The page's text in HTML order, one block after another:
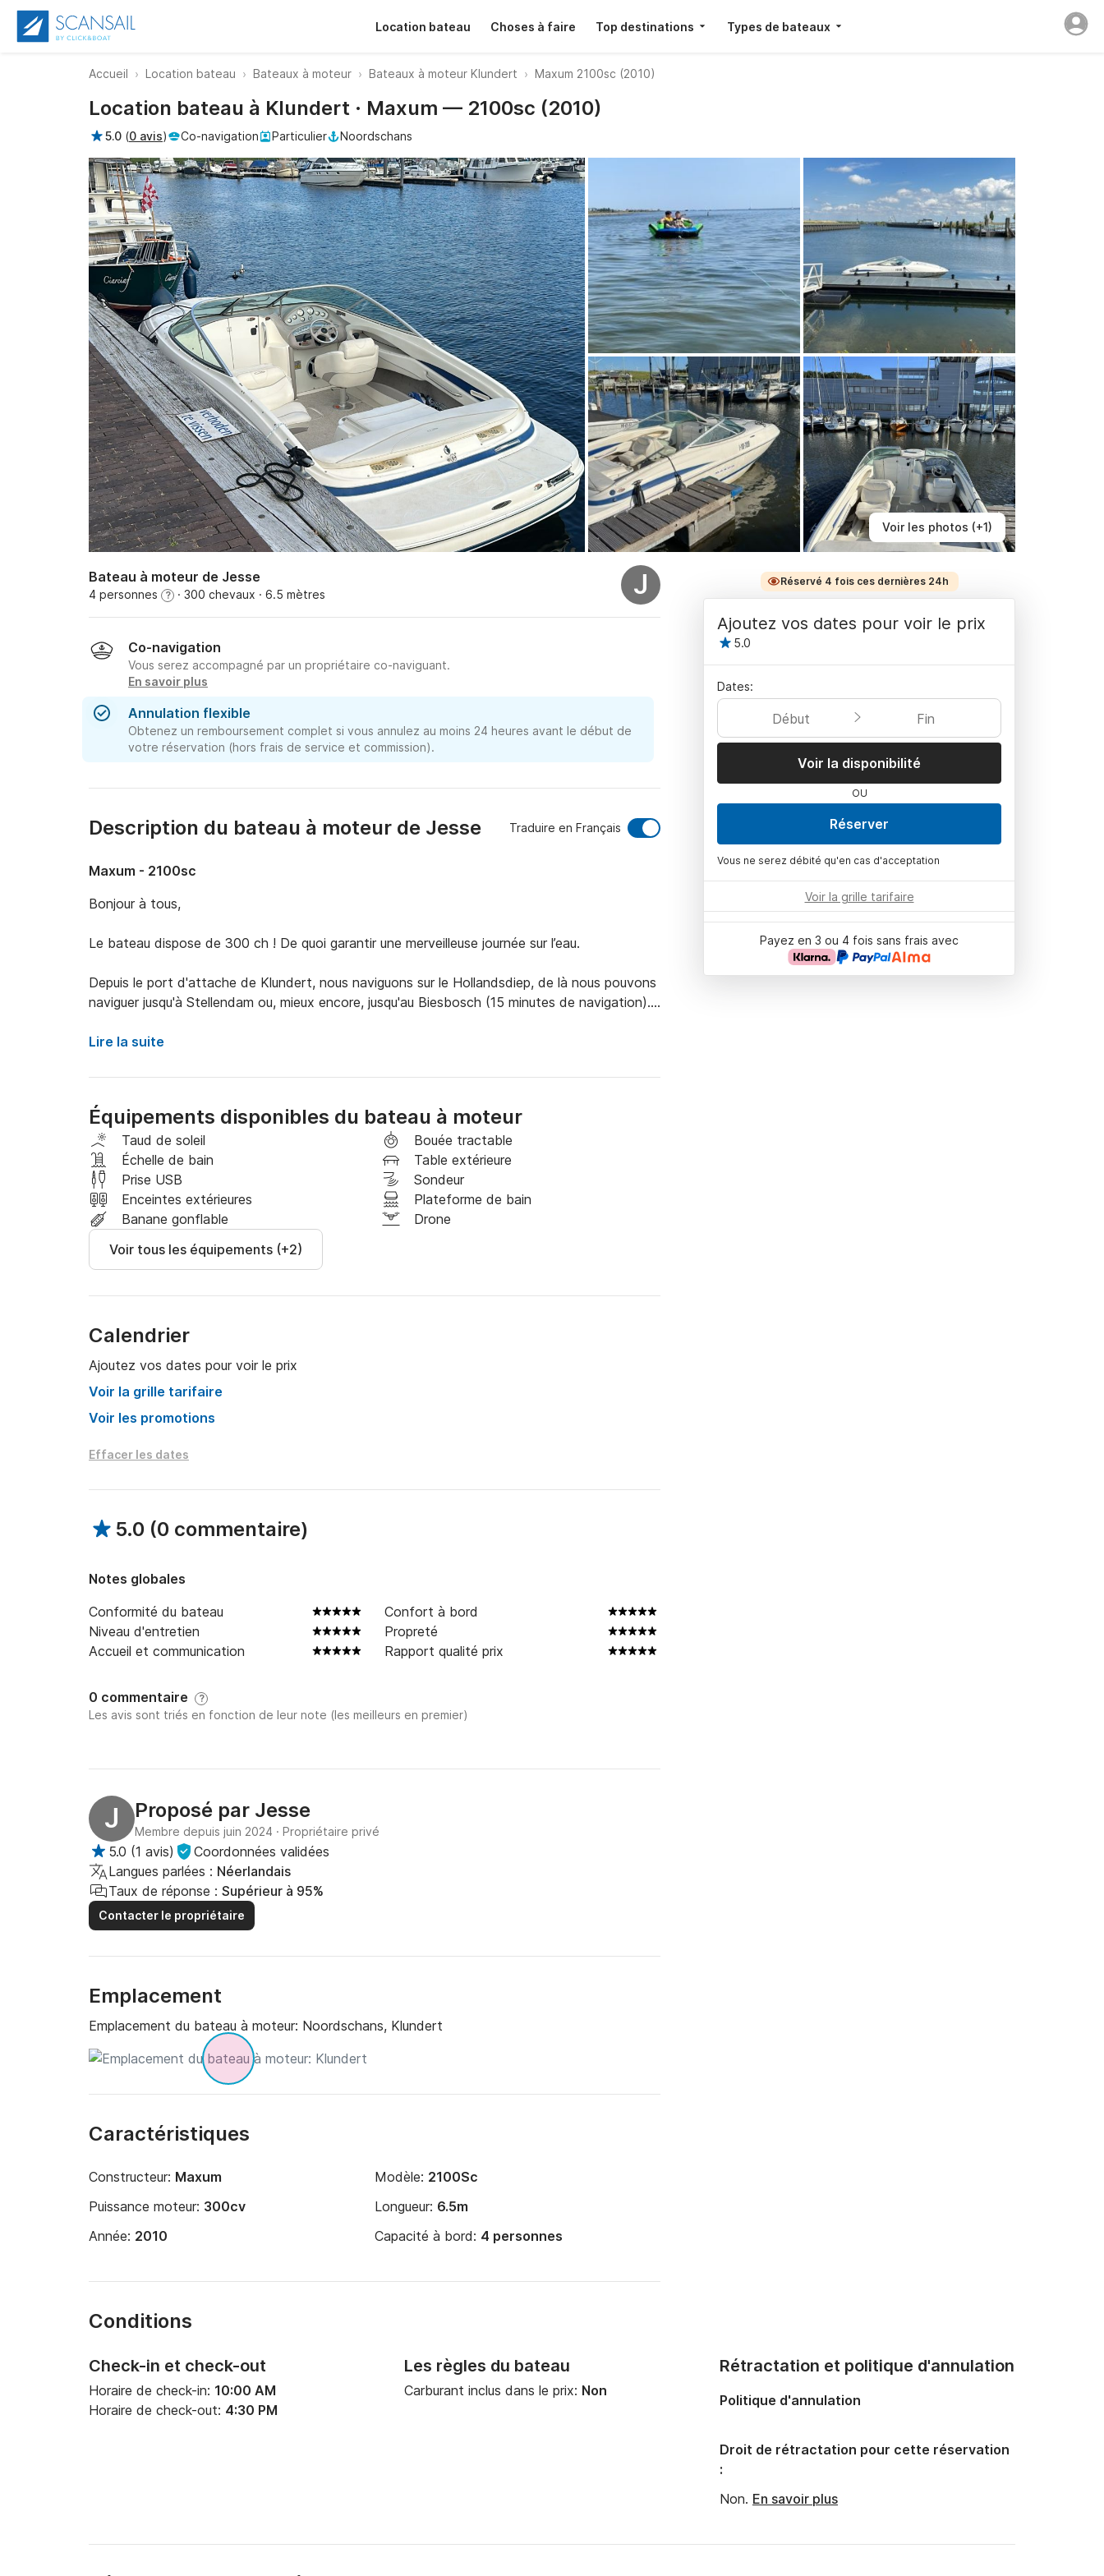
Location bateau Choses à faire Top destinations Types de bateaux
Accueil Location bateau Bateaux à moteur Bateaux à moteur Klundert Maxum 2100sc (2010)
Voir les photos (+1)
Location bateau à Klundert · Maxum — 2100sc (2010)
5.0 (0 avis) Co-navigation Particulier Noordschans
Bateau à moteur de Jesse
4 personnes ? · 300 chevaux · 6.5 mètres J
Co-navigation
Vous serez accompagné par un propriétaire co-naviguant.
En savoir plus
Annulation flexible
Obtenez un remboursement complet si vous annulez au moins 24 heures avant le début de
votre réservation (hors frais de service et commission).
Description du bateau à moteur de Jesse Traduire en Français
Maxum - 2100sc
Bonjour à tous,
Le bateau dispose de 300 ch ! De quoi garantir une merveilleuse journée sur l’eau.
Depuis le port d'attache de Klundert, nous naviguons sur le Hollandsdiep, de là nous pouvons
naviguer jusqu'à Stellendam ou, mieux encore, jusqu'au Biesbosch (15 minutes de navigation).
À bord, il y a une glacière pour garder les boissons bien froides.
De plus, il y a accès à 3 funtubes 1 pour 1 personne et 1 pour 2 personnes et une banane pour
4 personnes.
Bref, un bateau magnifique pour une journée magnifique.
Traduit avec (version gratuite)
Lire la suite
Équipements disponibles du bateau à moteur
Taud de soleil
Bouée tractable
Échelle de bain
Table extérieure
Prise USB
Sondeur
Enceintes extérieures
Plateforme de bain
Banane gonflable
Drone
Voir tous les équipements (+2)
Calendrier
Ajoutez vos dates pour voir le prix
Voir la grille tarifaire
Voir les promotions
Effacer les dates
5.0 (0 commentaire)
Notes globales
Conformité du bateau
Confort à bord
Niveau d'entretien
Propreté
Accueil et communication
Rapport qualité prix
0 commentaire ?
Les avis sont triés en fonction de leur note (les meilleurs en premier)
J Proposé par Jesse
Membre depuis juin 2024 · Propriétaire privé
5.0 (1 avis)
Coordonnées validées
Langues parlées : Néerlandais
Taux de réponse : Supérieur à 95%
Contacter le propriétaire
Emplacement
Emplacement du bateau à moteur: Noordschans, Klundert
Caractéristiques
Constructeur: Maxum Modèle: 2100Sc
Puissance moteur: 300cv Longueur: 6.5m
Année: 2010 Capacité à bord: 4 personnes
Réservé 4 fois ces dernières 24h
Ajoutez vos dates pour voir le prix
5.0
Dates:
Début Fin
Voir la disponibilité
OU
Réserver
Vous ne serez débité qu'en cas d'acceptation
Voir la grille tarifaire
Payez en 3 ou 4 fois sans frais avec
Conditions
Check-in et check-out
Horaire de check-in: 10:00 AM
Horaire de check-out: 4:30 PM
Les règles du bateau
Carburant inclus dans le prix: Non
Rétractation et politique d'annulation
Politique d'annulation
Droit de rétractation pour cette réservation
:
Non. En savoir plus